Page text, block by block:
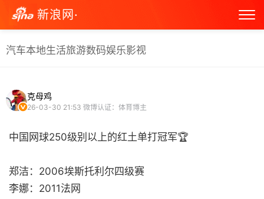
新浪网·
汽车本地生活旅游数码娱乐影视
克母鸡
26-03-30 21:53 微博认证：体育博主
中国网球250级别以上的红土单打冠军🏆
郑洁：2006埃斯托利尔四级赛
李娜：2011法网